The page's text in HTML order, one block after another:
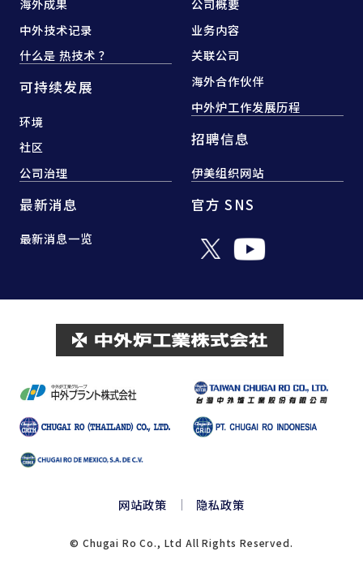
海外成果
中外技术记录
什么是 热技术 ？
可持续发展
环境
社区
公司治理
最新消息
最新消息一览
公司概要
业务内容
关联公司
海外合作伙伴
中外炉工作发展历程
招聘信息
伊美组织网站
官方 SNS
网站政策 隐私政策
© Chugai Ro Co., Ltd All Rights Reserved.